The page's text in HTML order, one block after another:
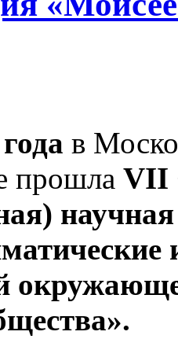
в
прошла VII